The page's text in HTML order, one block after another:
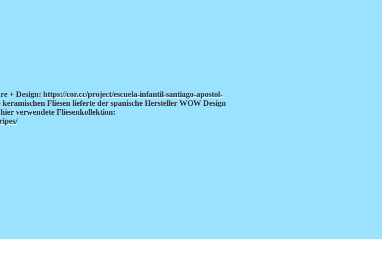
+ Design: https://cor.cc/project/escuela-infantil-santiago-apostol-
keramischen Fliesen lieferte der spanische Hersteller WOW Design
verwendete Fliesenkollektion: